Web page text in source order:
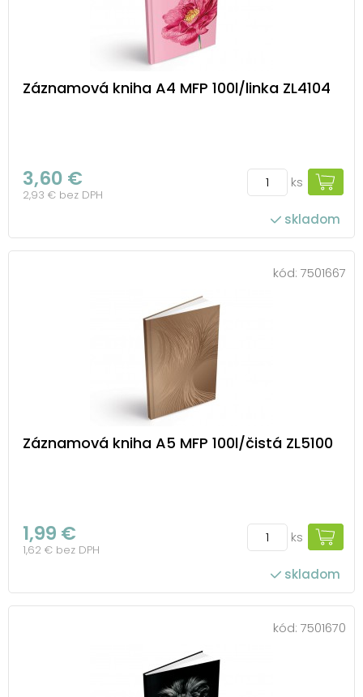
Záznamová kniha A4 MFP 100l/linka ZL4104
3,60 €
2,93 € bez DPH
ks
skladom
kód: 7501667
Záznamová kniha A5 MFP 100l/čistá ZL5100
1,99 €
1,62 € bez DPH
ks
skladom
kód: 7501670